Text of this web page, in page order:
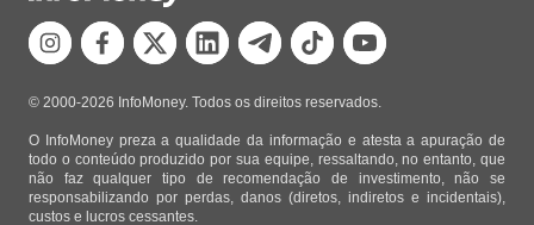
© 2000-2026 InfoMoney. Todos os direitos reservados.
O InfoMoney preza a qualidade da informação e atesta a apuração de
todo o conteúdo produzido por sua equipe, ressaltando, no entanto, que
não faz qualquer tipo de recomendação de investimento, não se
responsabilizando por perdas, danos (diretos, indiretos e incidentais),
custos e lucros cessantes.